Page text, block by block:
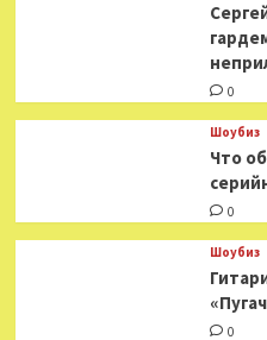
0
Шоубиз
Что
0
Шоубиз
0